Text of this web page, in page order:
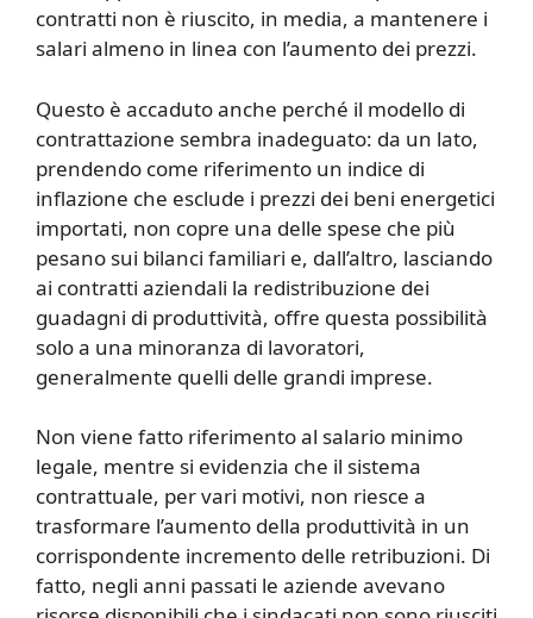
contratti non è riuscito, in media, a mantenere i
salari almeno in linea con l’aumento dei prezzi.
Questo è accaduto anche perché il modello di
contrattazione sembra inadeguato: da un lato,
prendendo come riferimento un indice di
inflazione che esclude i prezzi dei beni energetici
importati, non copre una delle spese che più
pesano sui bilanci familiari e, dall’altro, lasciando
ai contratti aziendali la redistribuzione dei
guadagni di produttività, offre questa possibilità
solo a una minoranza di lavoratori,
generalmente quelli delle grandi imprese.
Non viene fatto riferimento al salario minimo
legale, mentre si evidenzia che il sistema
contrattuale, per vari motivi, non riesce a
trasformare l’aumento della produttività in un
corrispondente incremento delle retribuzioni. Di
fatto, negli anni passati le aziende avevano